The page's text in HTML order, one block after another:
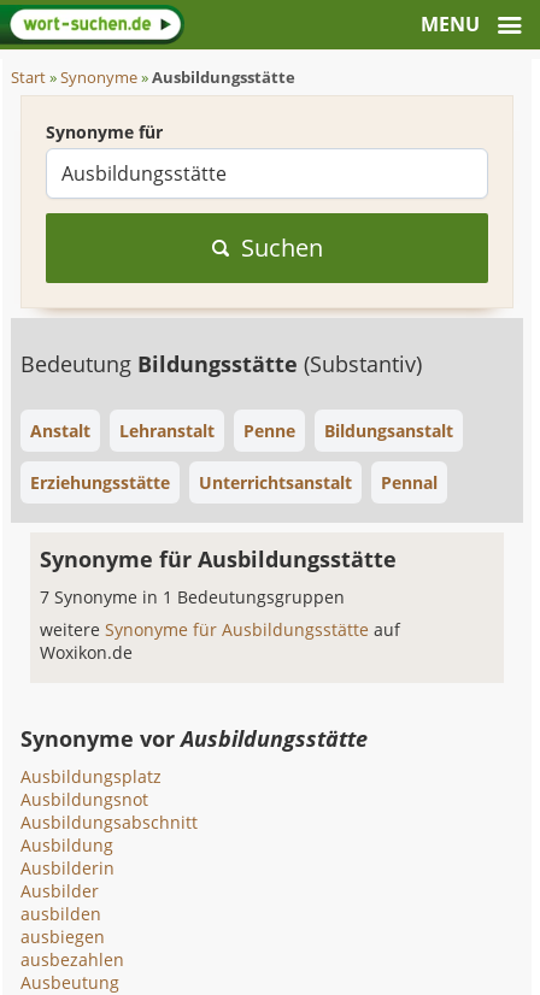
Start»Synonyme»Ausbildungsstätte
Synonyme für
Suchen
Bedeutung Bildungsstätte(Substantiv)
Anstalt Lehranstalt Penne Bildungsanstalt
Erziehungsstätte Unterrichtsanstalt Pennal
Synonyme für Ausbildungsstätte
7 Synonyme in 1 Bedeutungsgruppen
weitereSynonyme für Ausbildungsstätteauf
Woxikon.de
Synonyme vorAusbildungsstätte
Ausbildungsplatz
Ausbildungsnot
Ausbildungsabschnitt
Ausbildung
Ausbilderin
Ausbilder
ausbilden
ausbiegen
ausbezahlen
Ausbeutung